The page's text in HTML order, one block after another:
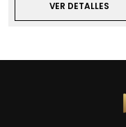
VER DETALLES